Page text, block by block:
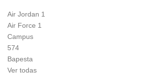
Air Jordan 1
Air Force 1
Campus
574
Bapesta
Ver todas